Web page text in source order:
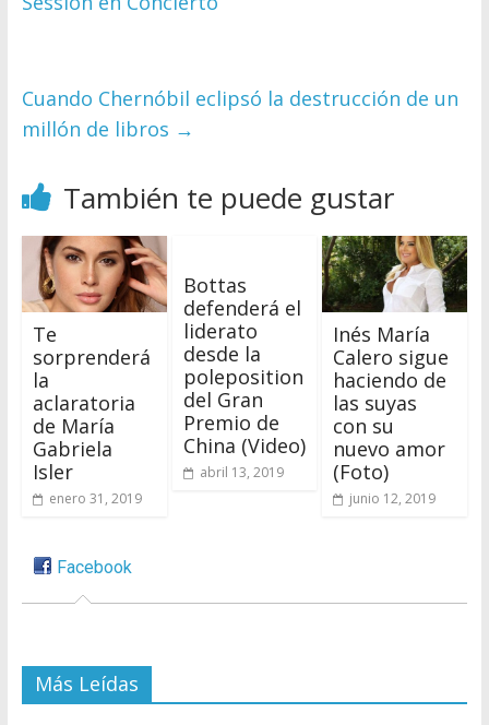
Cuando Chernóbil eclipsó la destrucción de un
millón de libros →
También te puede gustar
Te
sorprenderá
la
aclaratoria
de María
Gabriela
Isler
enero 31, 2019
Bottas
defenderá el
liderato
desde la
poleposition
del Gran
Premio de
China (Video)
abril 13, 2019
Inés María
Calero sigue
haciendo de
las suyas
con su
nuevo amor
(Foto)
junio 12, 2019
Facebook
Más Leídas